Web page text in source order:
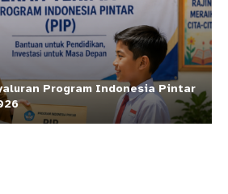
Program Indonesia Pintar